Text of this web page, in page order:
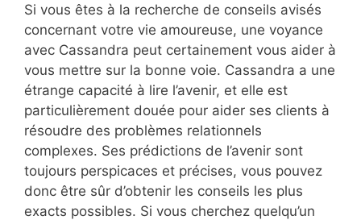
Si vous êtes à la recherche de conseils avisés
concernant votre vie amoureuse, une voyance
avec Cassandra peut certainement vous aider à
vous mettre sur la bonne voie. Cassandra a une
étrange capacité à lire l’avenir, et elle est
particulièrement douée pour aider ses clients à
résoudre des problèmes relationnels
complexes. Ses prédictions de l’avenir sont
toujours perspicaces et précises, vous pouvez
donc être sûr d’obtenir les conseils les plus
exacts possibles. Si vous cherchez quelqu’un